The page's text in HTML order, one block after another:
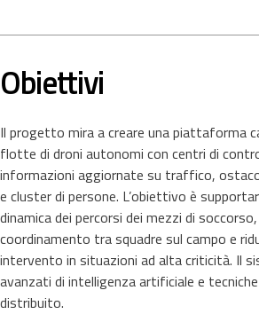
Obiettivi
Il progetto mira a creare una piattaforma
flotte di droni autonomi con centri di
informazioni aggiornate su traffico,
e cluster di persone. L’obiettivo è
dinamica dei percorsi dei mezzi di
coordinamento tra squadre sul campo e
intervento in situazioni ad alta criticità. Il
avanzati di intelligenza artificiale e
distribuito.